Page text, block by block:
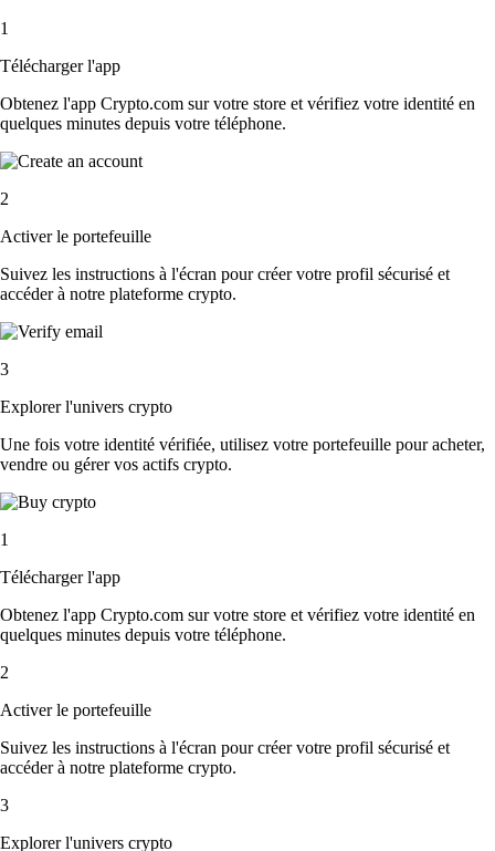
1
Télécharger l'app
Obtenez l'app Crypto.com sur votre store et vérifiez votre identité en
quelques minutes depuis votre téléphone.
2
Activer le portefeuille
Suivez les instructions à l'écran pour créer votre profil sécurisé et
accéder à notre plateforme crypto.
3
Explorer l'univers crypto
Une fois votre identité vérifiée, utilisez votre portefeuille pour acheter,
vendre ou gérer vos actifs crypto.
1
Télécharger l'app
Obtenez l'app Crypto.com sur votre store et vérifiez votre identité en
quelques minutes depuis votre téléphone.
2
Activer le portefeuille
Suivez les instructions à l'écran pour créer votre profil sécurisé et
accéder à notre plateforme crypto.
3
Explorer l'univers crypto